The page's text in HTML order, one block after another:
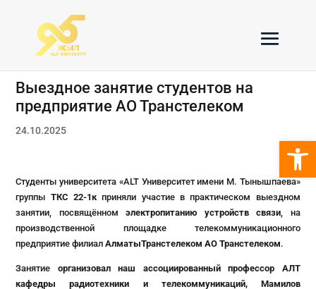
Выездное занятие студентов на
предприятие АО Транстелеком
24.10.2025
Студенты университета «ALT Университет имени М. Тынышпаева»
группы ТКС 22‑1к приняли участие в практическом выездном
занятии, посвящённом электропитанию устройств связи, на
производственной площадке телекоммуникационного
предприятие филиалАлматыТранстелеком АО Транстелеком.
Занятие организовал
наш ассоциированный профессор АЛТ
кафедры радиотехники и телекоммуникаций, Мамилов